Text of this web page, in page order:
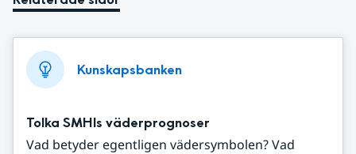
Kunskapsbanken
Tolka SMHIs väderprognoser
Vad betyder egentligen vädersymbolen? Vad